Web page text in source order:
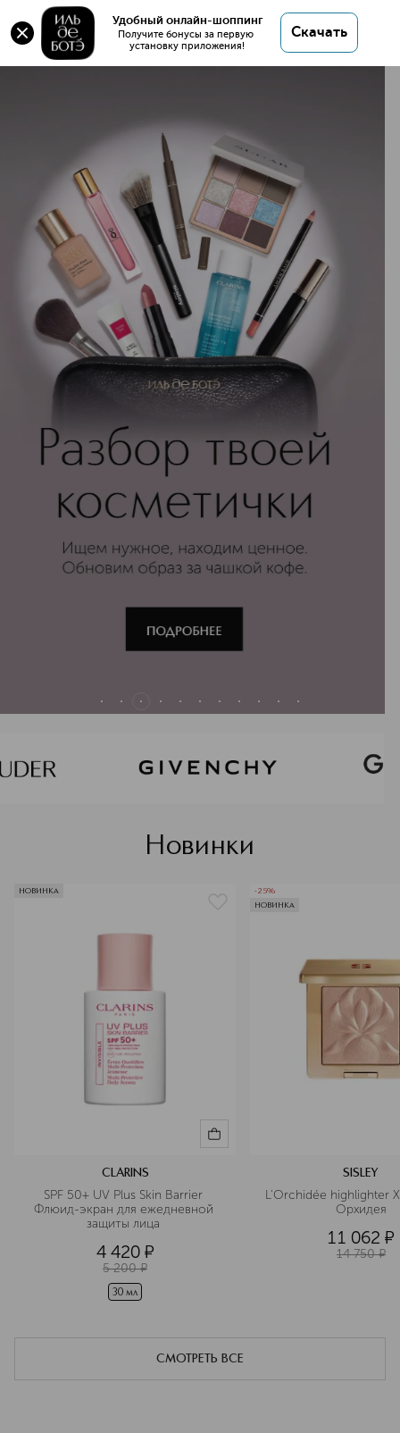
Удобный онлайн-шоппинг
Получите бонусы за первую
установку приложения!
Скачать
Новинки
НОВИНКА
CLARINS
SPF 50+ UV Plus Skin Barrier
Флюид-экран для ежедневной
4 420 ¤
5 200 ¤
30 мл
-25%
НОВИНКА
SISLEY
L'Orchidée highlighter
Орхидея
11 062 ¤
14 750 ¤
СМОТРЕТЬ ВСЕ